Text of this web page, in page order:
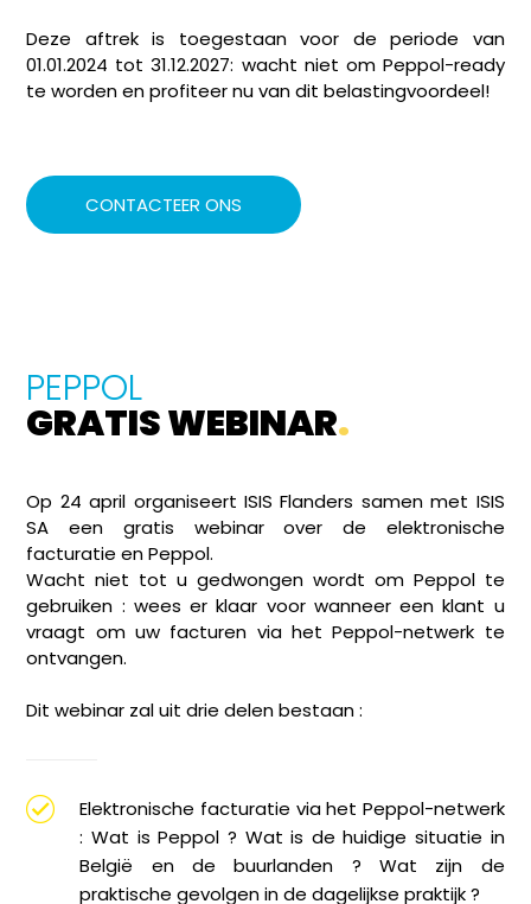
Deze aftrek is toegestaan voor de periode van
01.01.2024 tot 31.12.2027: wacht niet om Peppol-ready
te worden en profiteer nu van dit belastingvoordeel!
CONTACTEER ONS
PEPPOL
GRATIS WEBINAR.
Op 24 april organiseert ISIS Flanders samen met ISIS
SA een gratis webinar over de elektronische
facturatie en Peppol.
Wacht niet tot u gedwongen wordt om Peppol te
gebruiken : wees er klaar voor wanneer een klant u
vraagt om uw facturen via het Peppol-netwerk te
ontvangen.
Dit webinar zal uit drie delen bestaan :
Elektronische facturatie via het Peppol-netwerk
: Wat is Peppol ? Wat is de huidige situatie in
België en de buurlanden ? Wat zijn de
praktische gevolgen in de dagelijkse praktijk ?